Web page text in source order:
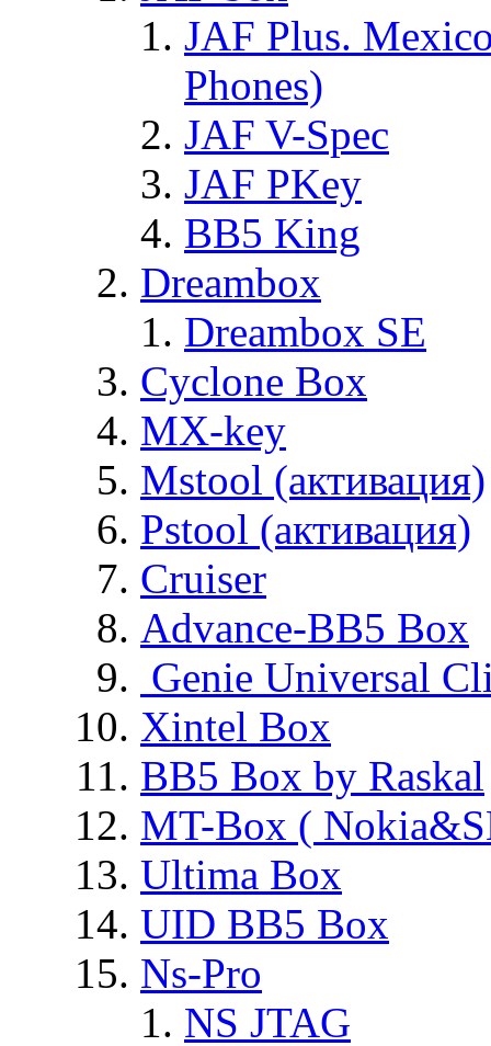
JAF Plus.
Phones)
JAF V-Spec
JAF PKey
BB5 King
Dreambox
Dreambox SE
Cyclone Box
MX-key
Mstool (активация)
Pstool (активация)
Cruiser
Advance-BB5 Box
Genie Universal
Xintel Box
BB5 Box by Raskal
MT-Box (
Ultima Box
UID BB5 Box
Ns-Pro
NS JTAG